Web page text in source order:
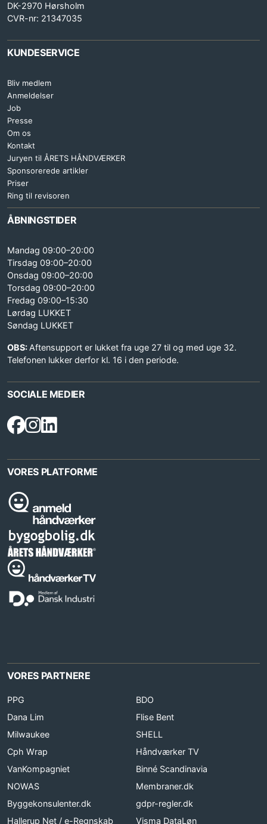
DK-2970 Hørsholm
CVR-nr: 21347035
KUNDESERVICE
Bliv medlem
Anmeldelser
Job
Presse
Om os
Kontakt
Juryen til ÅRETS HÅNDVÆRKER
Sponsorerede artikler
Priser
Ring til revisoren
ÅBNINGSTIDER
Mandag 09:00–20:00
Tirsdag 09:00–20:00
Onsdag 09:00–20:00
Torsdag 09:00–20:00
Fredag 09:00–15:30
Lørdag LUKKET
Søndag LUKKET
OBS: Aftensupport er lukket fra uge 27 til og med uge 32.
Telefonen lukker derfor kl. 16 i den periode.
SOCIALE MEDIER
VORES PLATFORME
VORES PARTNERE
PPG
BDO
Dana Lim
Flise Bent
Milwaukee
SHELL
Cph Wrap
Håndværker TV
VanKompagniet
Binné Scandinavia
NOWAS
Membraner.dk
Byggekonsulenter.dk
gdpr-regler.dk
Hallerup Net / e-Regnskab
Visma DataLøn